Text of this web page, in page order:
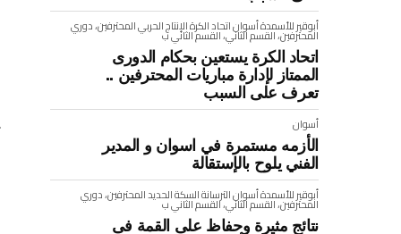
أبوقير للأسمدةأسواناتحاد الكرةالإنتاج الحربيالمحترفين، دوري
المحترفين، القسم الثاني، القسم الثاني ب
اتحاد الكرة يستعين بحكام الدورى
الممتاز لإدارة مباريات المحترفين ..
تعرف على السبب
أسوان
الأزمه مستمرة في اسوان و المدير
الفني يلوح بالإستقالة
أبوقير للأسمدةأسوانالترسانةالسكة الحديدالمحترفين، دوري
المحترفين، القسم الثاني، القسم الثاني ب
نتائج مثيرة وحفاظ على القمة فى